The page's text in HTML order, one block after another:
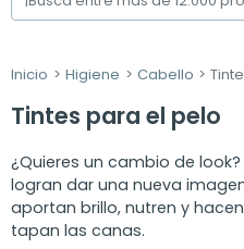
Inicio Higiene Cabello
Tintes para el pelo
¿Quieres un cambio de
logran dar una nueva
aportan brillo, nutren y
tapan las canas.